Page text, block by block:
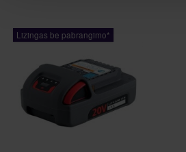
Lizingas be pabrangimo*